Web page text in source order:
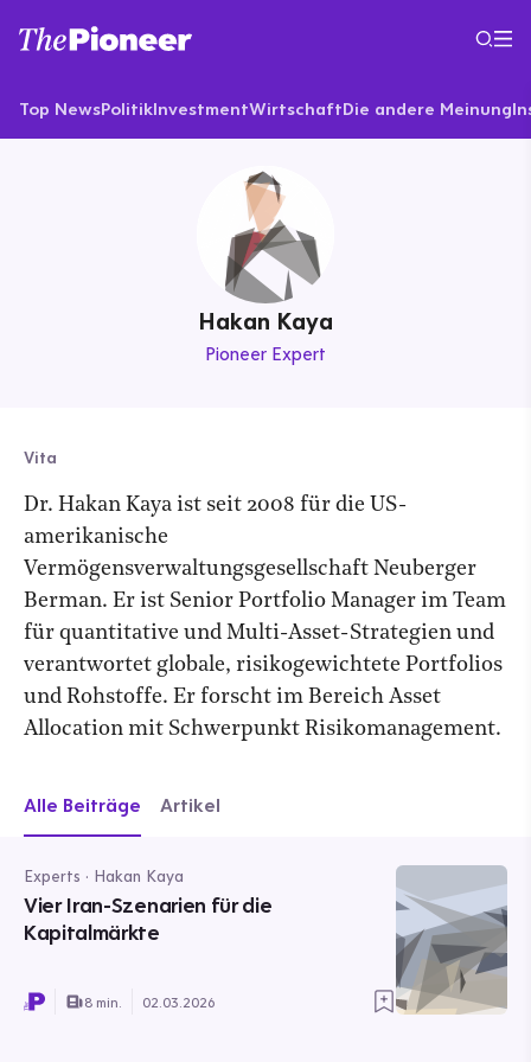
Top NewsPolitikInvestmentWirtschaftDie andere Meinung
Hakan Kaya
Pioneer Expert
Vita
Dr. Hakan Kaya ist seit 2008 für die US-
amerikanische
Vermögensverwaltungsgesellschaft Neuberger
Berman. Er ist Senior Portfolio Manager im Team
für quantitative und Multi-Asset-Strategien und
verantwortet globale, risikogewichtete Portfolios
und Rohstoffe. Er forscht im Bereich Asset
Allocation mit Schwerpunkt Risikomanagement.
Alle Beiträge Artikel
Experts · Hakan Kaya
Vier Iran-Szenarien für die
Kapitalmärkte
8 min. 02.03.2026